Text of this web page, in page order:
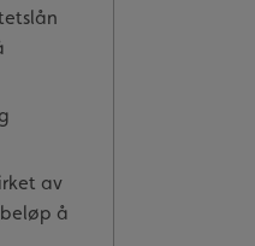
av
å